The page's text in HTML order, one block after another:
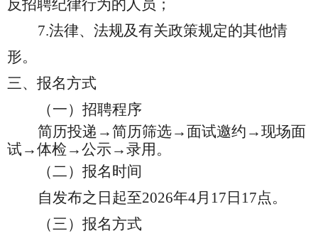
反招聘纪律行为的人员；
7.法律、法规及有关政策规定的其他情
形。
三、报名方式
（一）招聘程序
简历投递→简历筛选→面试邀约→现场面
试→体检→公示→录用。
（二）报名时间
自发布之日起至2026年4月17日17点。
（三）报名方式